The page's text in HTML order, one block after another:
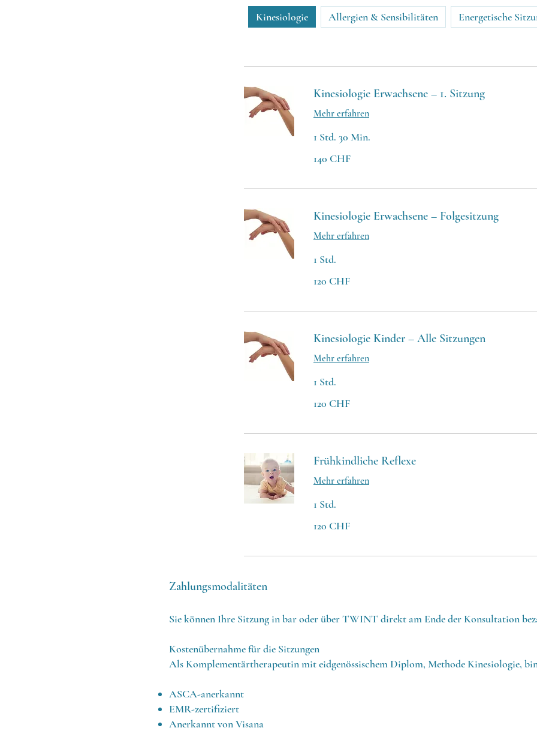
Kinesiologie Allergien & Sensibilitäten Energetische
Kinesiologie Erwachsene – 1. Sitzung
Mehr erfahren
1 Std. 30 Min.
Schweizer
Franken
140 CHF
Kinesiologie Erwachsene – Folgesitzung
Mehr erfahren
1 Std.
Schweizer
Franken
120 CHF
Kinesiologie Kinder – Alle Sitzungen
Mehr erfahren
1 Std.
Schweizer
Franken
120 CHF
Frühkindliche Reflexe
Mehr erfahren
1 Std.
Schweizer
Franken
120 CHF
Zahlungsmodalitäten
Sie können Ihre Sitzung in bar oder über TWINT direkt am Ende der Konsultation
Kostenübernahme für die Sitzungen
Als Komplementärtherapeutin mit eidgenössischem Diplom, Methode Kinesiologie,
ASCA-anerkannt
EMR-zertifiziert
Anerkannt von Visana